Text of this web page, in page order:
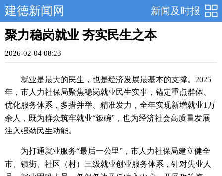
新闻及时报
建德新闻网
聚力稳岗就业 夯实民生之本
2026-02-04 08:23
就业是最大的民生，也是经济发展最基本的支撑。2025
年，市人力社保局聚焦稳岗就业民生实事，锚定重点群体、
优化服务体系，多措并举、精准发力，全年实现新增就业1万
余人，既为群众筑牢就业“饭碗”，也为经济社会高质量发展
注入强劲民生动能。
为打通就业服务“最后一公里”，市人力社保局建立健全
市、镇街、社区（村）三级就业创业服务体系，针对失业人